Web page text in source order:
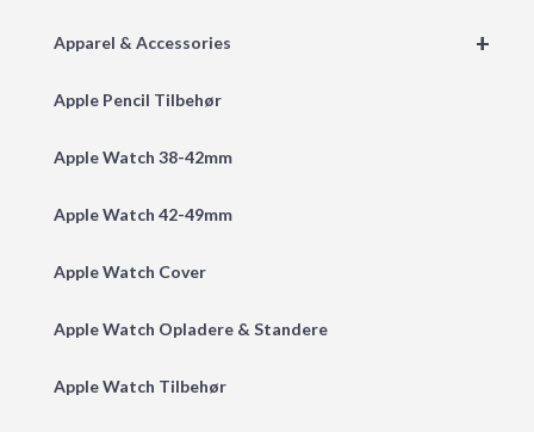
+
Apparel & Accessories
Apple Pencil Tilbehør
Apple Watch 38-42mm
Apple Watch 42-49mm
Apple Watch Cover
Apple Watch Opladere & Standere
Apple Watch Tilbehør